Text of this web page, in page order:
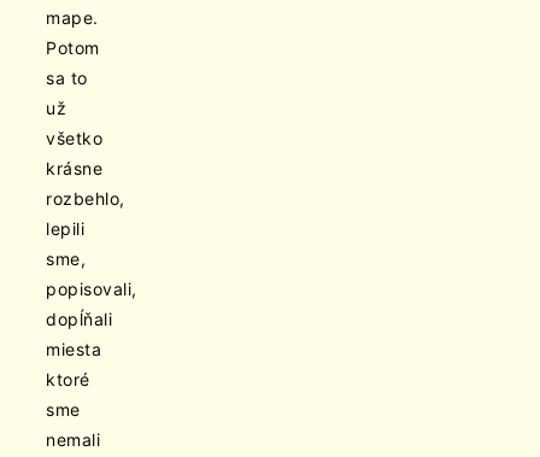
mape.
Potom
sa to
už
všetko
krásne
rozbehlo,
lepili
sme,
popisovali,
dopĺňali
miesta
ktoré
sme
nemali